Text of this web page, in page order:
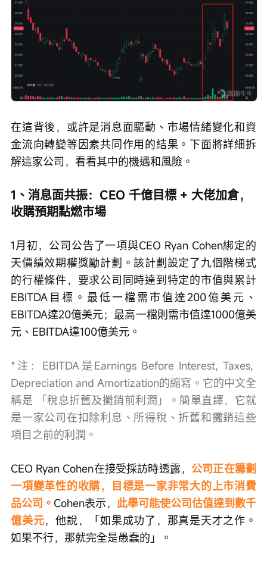
在這背後，或許是消息面驅動、市場情緒變化和資
金流向轉變等因素共同作用的結果。下面將詳細拆
解這家公司，看看其中的機遇和風險。
1、消息面共振：CEO 千億目標 + 大佬加倉，
收購預期點燃市場
1月初，公司公告了一項與CEO Ryan Cohen綁定的
天價績效期權獎勵計劃。該計劃設定了九個階梯式
的行權條件，要求公司同時達到特定的市值與累計
EBITDA目標。最低一檔需市值達200億美元、
EBITDA達20億美元；最高一檔則需市值達1000億美
元、EBITDA達100億美元。
*注：EBITDA是Earnings Before Interest, Taxes,
Depreciation and Amortization的縮寫。它的中文全
稱是 「稅息折舊及攤銷前利潤」。簡單直譯，它就
是一家公司在扣除利息、所得稅、折舊和攤銷這些
項目之前的利潤。
CEO Ryan Cohen在接受採訪時透露，公司正在籌劃
一項變革性的收購，目標是一家非常大的上市消費
品公司。 Cohen表示， 此舉可能使公司估值達到數千
億美元，他說，「如果成功了，那真是天才之作。
如果不行，那就完全是愚蠢的」。